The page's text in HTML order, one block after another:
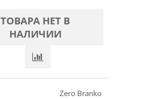
ТОВАРА НЕТ В
НАЛИЧИИ
Zero Branko